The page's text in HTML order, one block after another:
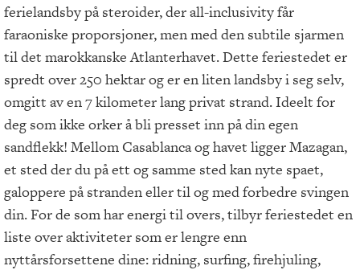
ferielandsby på steroider, der all-inclusivity får
faraoniske proporsjoner, men med den subtile sjarmen
til det marokkanske Atlanterhavet. Dette feriestedet er
spredt over 250 hektar og er en liten landsby i seg selv,
omgitt av en 7 kilometer lang privat strand. Ideelt for
deg som ikke orker å bli presset inn på din egen
sandflekk! Mellom Casablanca og havet ligger Mazagan,
et sted der du på ett og samme sted kan nyte spaet,
galoppere på stranden eller til og med forbedre svingen
din. For de som har energi til overs, tilbyr feriestedet en
liste over aktiviteter som er lengre enn
nyttårsforsettene dine: ridning, surfing, firehjuling,